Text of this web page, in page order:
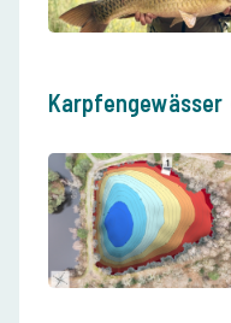
Karpfengewässer